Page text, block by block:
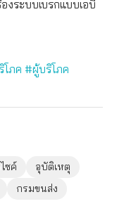
งระบบเบรกแบบเอบี
ภค #ผู้บริโภค
ซค์
อุบัติเหตุ
กรมขนส่ง